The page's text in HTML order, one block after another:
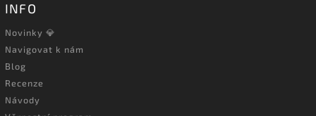
INFO
Novinky 💎
Navigovat k nám
Blog
Recenze
Návody